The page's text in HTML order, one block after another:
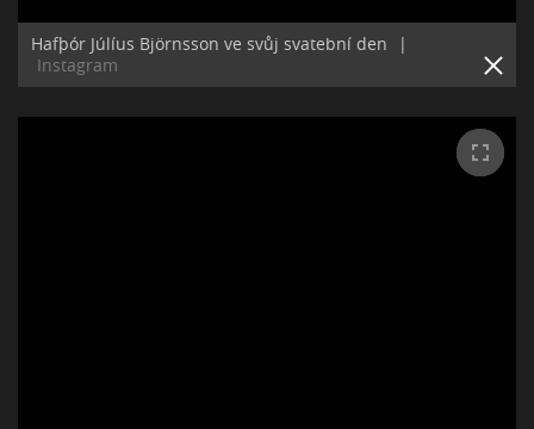
Hafþór Júlíus Björnsson ve svůj svatební den
|
Instagram